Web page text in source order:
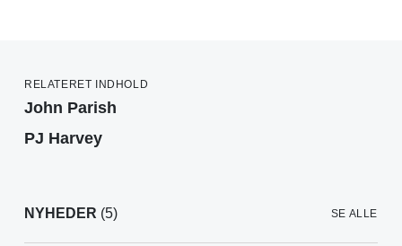
RELATERET INDHOLD
John Parish
PJ Harvey
NYHEDER (5) SE ALLE